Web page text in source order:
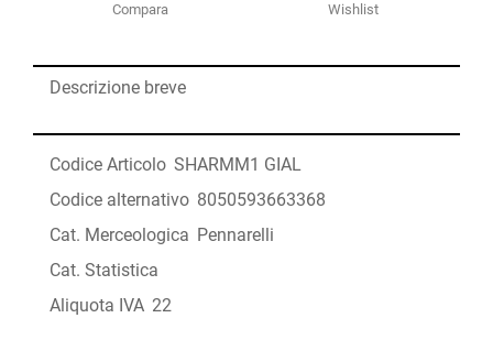
Compara Wishlist
Descrizione breve
Codice Articolo SHARMM1 GIAL
Codice alternativo 8050593663368
Cat. Merceologica Pennarelli
Cat. Statistica
Aliquota IVA 22